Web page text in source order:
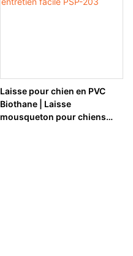
Laisse pour chien en PVC
Biothane | Laisse
mousqueton pour chiens